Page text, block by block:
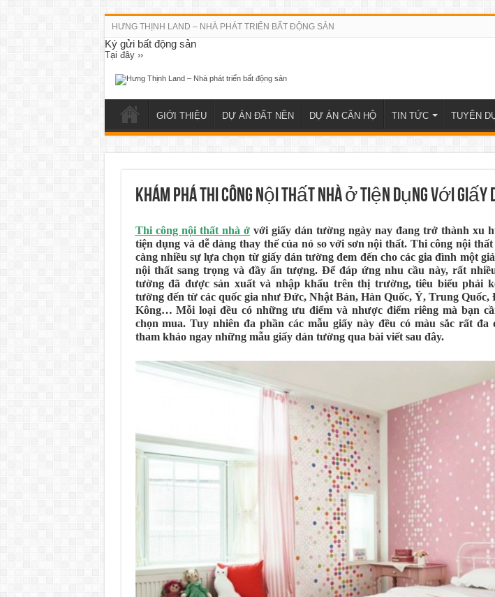
HƯNG THỊNH LAND – NHÀ PHÁT TRIỂN BẤT ĐỘNG SẢN
Ký gửi bất động sản
Tại đây ››
GIỚI THIỆU DỰ ÁN ĐẤT NỀN DỰ ÁN CĂN HỘ TIN TỨC TUYỂN
Khám phá thi công nội thất nhà ở tiện dụng với
Thi công nội thất nhà ởvới giấy dán tường ngày nay đang trở thành xu
tiện dụng và dễ dàng thay thế của nó so với sơn nội thất. Thi công nội
càng nhiều sự lựa chọn từ giấy dán tường đem đến cho các gia đình một
nội thất sang trọng và đầy ấn tượng. Để đáp ứng nhu cầu này, rất
tường đã được sản xuất và nhập khẩu trên thị trường, tiêu biểu phải
tường đến từ các quốc gia như Đức, Nhật Bản, Hàn Quốc, Ý, Trung Quốc,
Kông… Mỗi loại đều có những ưu điểm và nhược điểm riêng mà bạn
chọn mua. Tuy nhiên đa phần các mẫu giấy này đều có màu sắc rất đa
tham khảo ngay những mẫu giấy dán tường qua bài viết sau đây.